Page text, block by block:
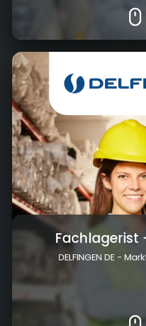
Großvichtach 2+4, 96364
Fachlagerist
DELFINGEN DE -